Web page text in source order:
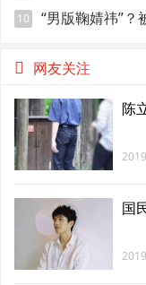
10
“男版鞠婧祎”？
网友关注
陈
国